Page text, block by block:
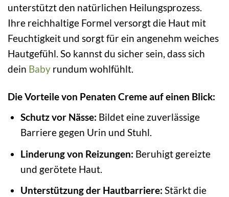
unterstützt den natürlichen Heilungsprozess.
Ihre reichhaltige Formel versorgt die Haut mit
Feuchtigkeit und sorgt für ein angenehm weiches
Hautgefühl. So kannst du sicher sein, dass sich
dein Baby rundum wohlfühlt.
Die Vorteile von Penaten Creme auf einen Blick:
Schutz vor Nässe: Bildet eine zuverlässige
Barriere gegen Urin und Stuhl.
Linderung von Reizungen: Beruhigt gereizte
und gerötete Haut.
Unterstützung der Hautbarriere: Stärkt die